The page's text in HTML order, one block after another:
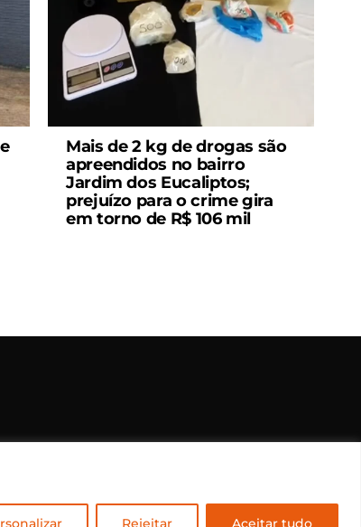
Rejeitar Aceitar tudo
Mais de 2 kg de drogas são
apreendidos no bairro
Jardim dos Eucaliptos;
prejuízo para o crime gira
em torno de R$ 106 mil